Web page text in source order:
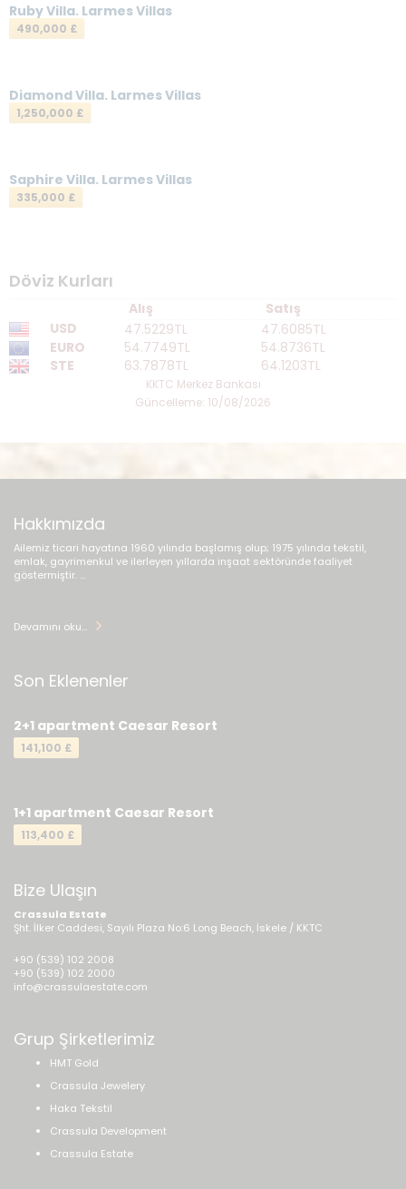
Ruby Villa. Larmes Villas
490,000 £
Diamond Villa. Larmes Villas
1,250,000 £
Saphire Villa. Larmes Villas
335,000 £
Döviz Kurları
Alış
Satış
USD
47.5229TL
47.6085TL
EURO
54.7749TL
54.8736TL
STE
63.7878TL 64.1203TL
KKTC Merkez Bankası
Güncelleme: 10/08/2026
Hakkımızda
Ailemiz ticari hayatına 1960 yılında başlamış olup; 1975 yılında tekstil,
emlak, gayrimenkul ve ilerleyen yıllarda inşaat sektöründe faaliyet
göstermiştir. ...
Devamını oku...
Son Eklenenler
2+1 apartment Caesar Resort
141,100 £
1+1 apartment Caesar Resort
113,400 £
Bize Ulaşın
Crassula Estate
Şht. İlker Caddesi, Sayılı Plaza No:6 Long Beach, İskele / KKTC
+90 (539) 102 2008
+90 (539) 102 2000
info@crassulaestate.com
Grup Şirketlerimiz
HMT Gold
Crassula Jewelery
Haka Tekstil
Crassula Development
Crassula Estate